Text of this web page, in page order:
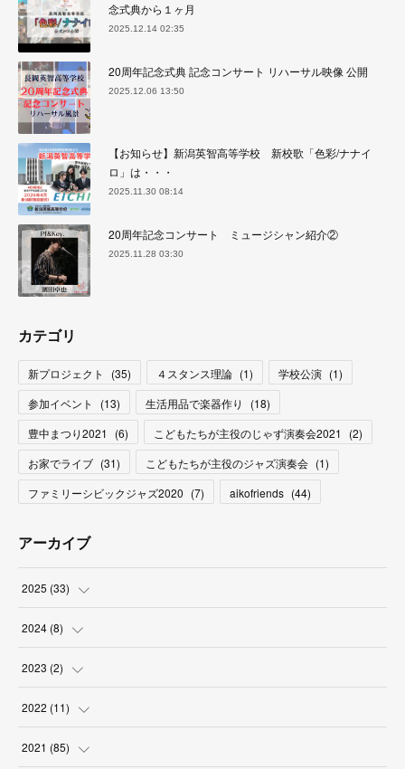
念式典から１ヶ月
2025.12.14 02:35
20周年記念式典 記念コンサート リハーサル映像 公開
2025.12.06 13:50
【お知らせ】新潟英智高等学校 新校歌「色彩/ナナイ
ロ」は・・・
2025.11.30 08:14
20周年記念コンサート ミュージシャン紹介②
2025.11.28 03:30
カテゴリ
新プロジェクト (35) ４スタンス理論 (1) 学校公演 (1)
参加イベント
(13) 生活用品で楽器作り (18)
豊中まつり2021
(6) こどもたちが主役のじゃず演奏会2021 (2)
お家でライブ (31) こどもたちが主役のジャズ演奏会 (1)
ファミリーシビックジャズ2020 (7) aikofriends (44)
アーカイブ
2025 (33)
( )
( )
(2
(4
2024 (8)
( )
(5
(1
2023 (2)
(1
(1
2022 (11)
(1
2021 (85)